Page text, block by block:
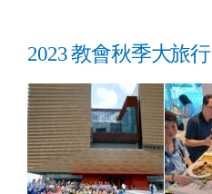
2023 教會秋季大旅行